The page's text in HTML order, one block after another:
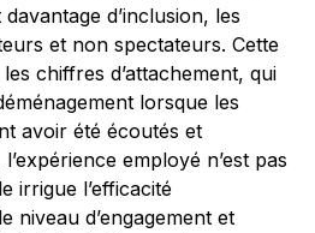
d’inclusion, les
et non spectateurs. Cette
chiffres d’attachement, qui
lorsque les
avoir été écoutés et
employé n’est pas
irrigue l’efficacité
niveau d’engagement et